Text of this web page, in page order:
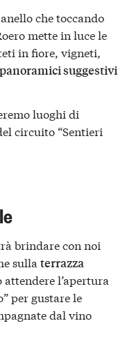
che toccando
mette in luce le
in fiore, vigneti,
panoramici suggestivi
luoghi di
circuito “Sentieri
brindare con noi
sulla terrazza
attendere l’apertura
per gustare le
dal vino